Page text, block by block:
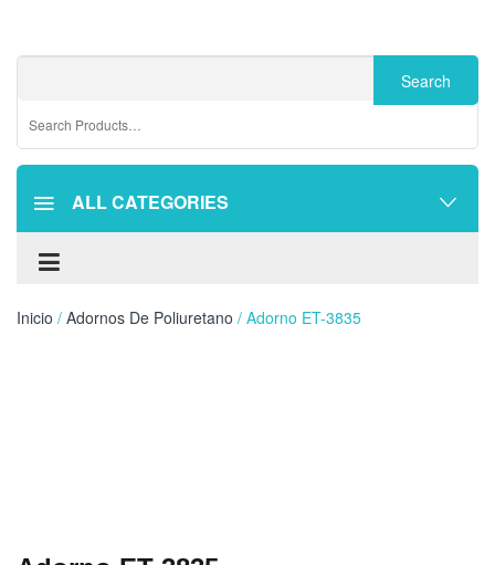
ALL CATEGORIES
Inicio / Adornos De Poliuretano / Adorno ET-3835